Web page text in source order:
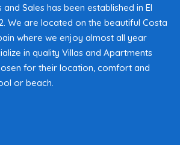
Sales has been established in El
We are located on the beautiful Costa
where we enjoy almost all year
in quality Villas and Apartments
for their location, comfort and
or beach.